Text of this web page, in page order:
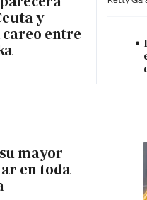
y
entre
mayor
en toda